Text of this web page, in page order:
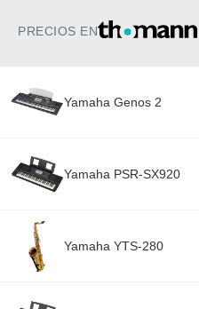
PRECIOS EN
Yamaha Genos 2
Yamaha PSR-SX920
Yamaha YTS-280